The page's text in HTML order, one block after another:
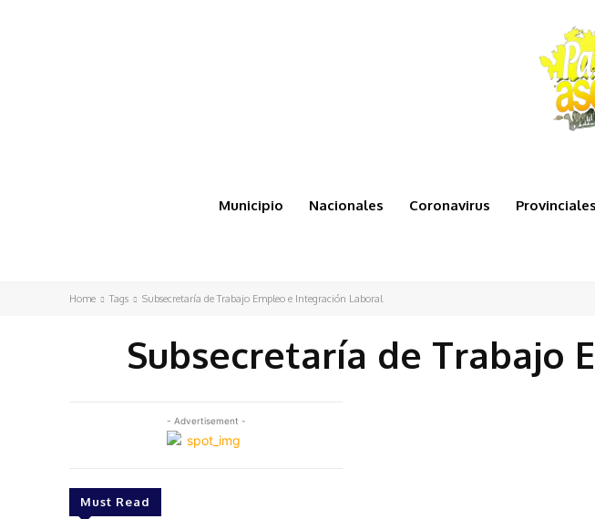
Municipio Nacionales Coronavirus Provinciales
Home Tags Subsecretaría de Trabajo Empleo e Integración Laboral
Subsecretaría de Trabajo
- Advertisement -
Must Read